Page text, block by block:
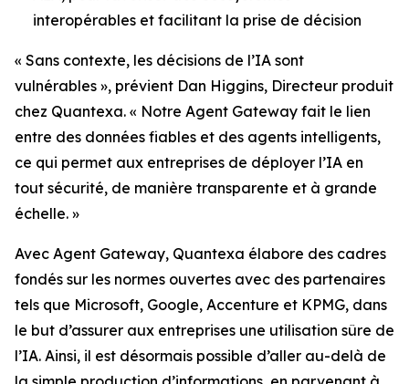
interopérables et facilitant la prise de décision
« Sans contexte, les décisions de l’IA sont
vulnérables », prévient Dan Higgins, Directeur produit
chez Quantexa. « Notre Agent Gateway fait le lien
entre des données fiables et des agents intelligents,
ce qui permet aux entreprises de déployer l’IA en
tout sécurité, de manière transparente et à grande
échelle. »
Avec Agent Gateway, Quantexa élabore des cadres
fondés sur les normes ouvertes avec des partenaires
tels que Microsoft, Google, Accenture et KPMG, dans
le but d’assurer aux entreprises une utilisation sûre de
l’IA. Ainsi, il est désormais possible d’aller au-delà de